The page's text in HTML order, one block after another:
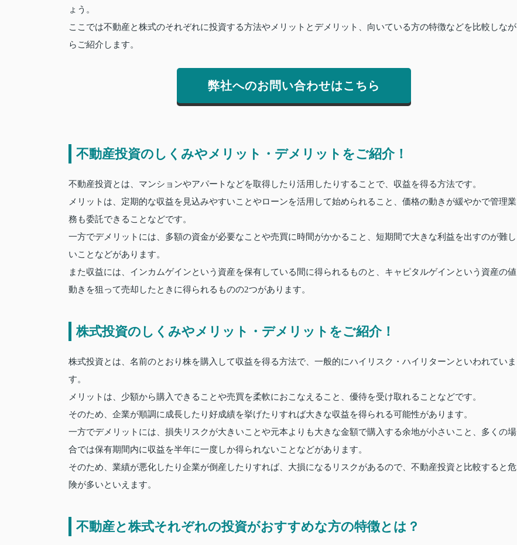
ょう。
ここでは不動産と株式のそれぞれに投資する方法やメリットとデメリット、向いている方の特徴などを比較しなが
らご紹介します。
弊社へのお問い合わせはこちら
不動産投資のしくみやメリット・デメリットをご紹介！
不動産投資とは、マンションやアパートなどを取得したり活用したりすることで、収益を得る方法です。
メリットは、定期的な収益を見込みやすいことやローンを活用して始められること、価格の動きが緩やかで管理業
務も委託できることなどです。
一方でデメリットには、多額の資金が必要なことや売買に時間がかかること、短期間で大きな利益を出すのが難し
いことなどがあります。
また収益には、インカムゲインという資産を保有している間に得られるものと、キャピタルゲインという資産の値
動きを狙って売却したときに得られるものの2つがあります。
株式投資のしくみやメリット・デメリットをご紹介！
株式投資とは、名前のとおり株を購入して収益を得る方法で、一般的にハイリスク・ハイリターンといわれていま
す。
メリットは、少額から購入できることや売買を柔軟におこなえること、優待を受け取れることなどです。
そのため、企業が順調に成長したり好成績を挙げたりすれば大きな収益を得られる可能性があります。
一方でデメリットには、損失リスクが大きいことや元本よりも大きな金額で購入する余地が小さいこと、多くの場
合では保有期間内に収益を半年に一度しか得られないことなどがあります。
そのため、業績が悪化したり企業が倒産したりすれば、大損になるリスクがあるので、不動産投資と比較すると危
険が多いといえます。
不動産と株式それぞれの投資がおすすめな方の特徴とは？